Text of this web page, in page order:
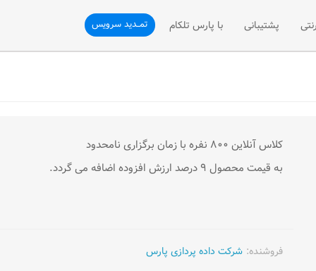
سازمانی
تلفن ثابت
پشتیبانی
رسیدگی به شکایات (VOC)
پیشنهادات و انتقادات
با پارس تلکام
درخواست همکاری با ما
درخواست نمایندگی فروش
تمــدید سرویس
کلاس آنلاین ۸۰۰ نفره با زمان برگزاری نامحدود
به قیمت محصول ۹ درصد ارزش افزوده اضافه می گردد.
فروشنده: شرکت داده پردازی پارس